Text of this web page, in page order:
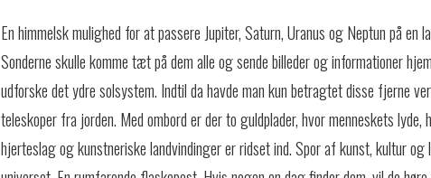
En himmelsk mulighed for at passere Jupiter, Saturn, Uranus og Neptun på en
Sonderne skulle komme tæt på dem alle og sende billeder og informationer
udforske det ydre solsystem. Indtil da havde man kun betragtet disse fjerne
teleskoper fra jorden. Med ombord er der to guldplader, hvor menneskets lyde,
hjerteslag og kunstneriske landvindinger er ridset ind. Spor af kunst, kultur og